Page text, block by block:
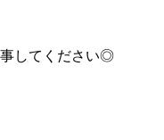
してください◎